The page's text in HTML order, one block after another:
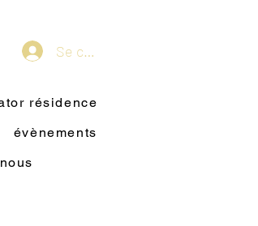
Se connecter
résidence
évènements